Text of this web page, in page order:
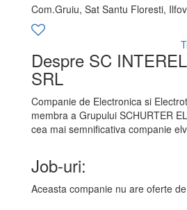
Com.Gruiu, Sat Santu Floresti, Ilfov
Despre SC
SRL
Companie de Electronica si
membra a Grupului SCHURTER
cea mai semnificativa companie
Job-uri:
Aceasta companie nu are oferte